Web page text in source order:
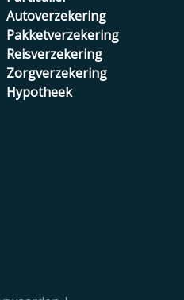
Autoverzekering
Pakketverzekering
Reisverzekering
Zorgverzekering
Hypotheek